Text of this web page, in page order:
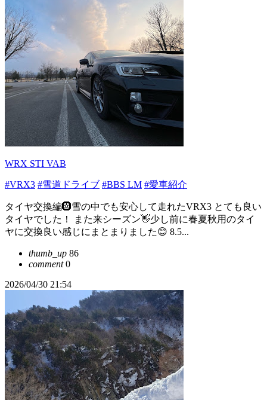
WRX STI VAB
#VRX3 #雪道ドライブ #BBS LM #愛車紹介
タイヤ交換編🛞雪の中でも安心して走れたVRX3 とても良い
タイヤでした！ また来シーズン👋少し前に春夏秋用のタイ
ヤに交換良い感じにまとまりました😊 8.5...
thumb_up 86
comment0
2026/04/30 21:54